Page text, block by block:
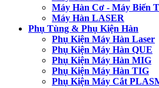
Máy Hàn Cơ - Máy Biến
Máy Hàn LASER
Phụ Tùng & Phụ Kiện Hàn
Phụ Kiện Máy Hàn Laser
Phụ Kiện Máy Hàn QUE
Phụ Kiện Máy Hàn MIG
Phụ Kiện Máy Hàn TIG
Phụ Kiện Máy Cắt